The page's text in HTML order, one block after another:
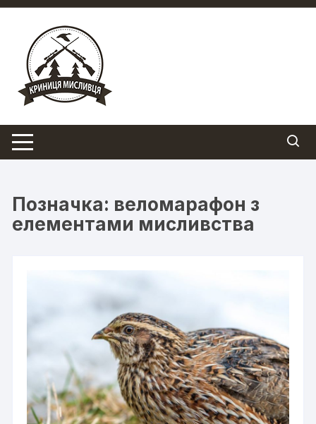
Перейти
вмісту
Позначка: веломарафон з
елементами мисливства